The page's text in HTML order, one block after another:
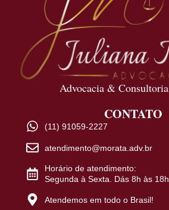
Advocacia &
CONTATO
(11) 91059-2227
atendimento@morata.adv.br
Horário de atendimento:
Segunda à Sexta. Dás 8h às 18h
Atendemos em todo o Brasil!